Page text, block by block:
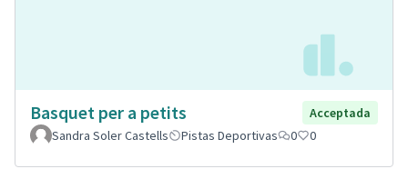
Basquet per a petits
Acceptada
Sandra Soler Castells
Pistas Deportivas 0 0